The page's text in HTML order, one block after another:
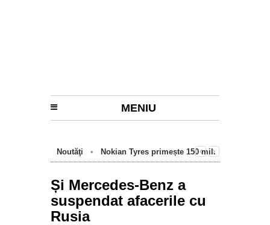
MENIU
Noutăţi •
Nokian Tyres primește 150 mil.
cu emisii zero de la Oradea
Și Mercedes-Benz a
suspendat afacerile cu
Rusia